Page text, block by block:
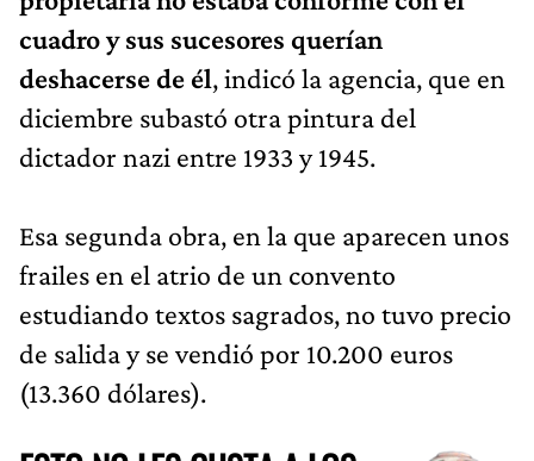
cuadro y sus sucesores querían
deshacerse de él, indicó la agencia, que en
diciembre subastó otra pintura del
dictador nazi entre 1933 y 1945.
Esa segunda obra, en la que aparecen unos
frailes en el atrio de un convento
estudiando textos sagrados, no tuvo precio
de salida y se vendió por 10.200 euros
(13.360 dólares).